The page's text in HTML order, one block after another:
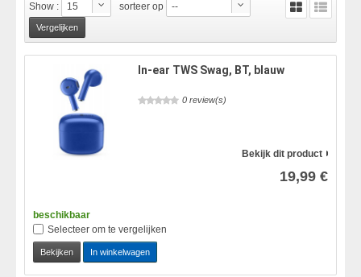
Show : 15 sorteer op --
In-ear TWS Swag, BT, blauw
0 review(s)
Bekijk dit product
19,99 €
beschikbaar
Selecteer om te vergelijken
Bekijken In winkelwagen